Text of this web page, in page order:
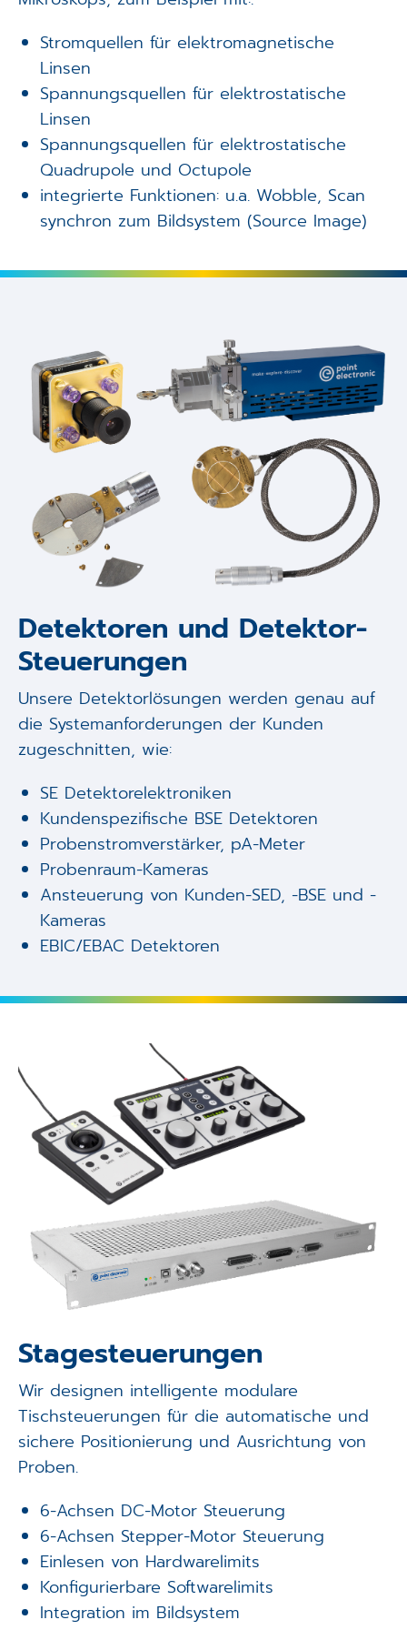
Stromquellen für elektromagnetische
Linsen
Spannungsquellen für elektrostatische
Linsen
Spannungsquellen für elektrostatische
Quadrupole und Octupole
integrierte Funktionen: u.a. Wobble, Scan
synchron zum Bildsystem (Source Image)
Detektoren und Detektor-
Steuerungen
Unsere Detektorlösungen werden genau auf
die Systemanforderungen der Kunden
zugeschnitten, wie:
SE Detektorelektroniken
Kundenspezifische BSE Detektoren
Probenstromverstärker, pA-Meter
Probenraum-Kameras
Ansteuerung von Kunden-SED, -BSE und -
Kameras
EBIC/EBAC Detektoren
Stagesteuerungen
Wir designen intelligente modulare
Tischsteuerungen für die automatische und
sichere Positionierung und Ausrichtung von
Proben.
6-Achsen DC-Motor Steuerung
6-Achsen Stepper-Motor Steuerung
Einlesen von Hardwarelimits
Konfigurierbare Softwarelimits
Integration im Bildsystem